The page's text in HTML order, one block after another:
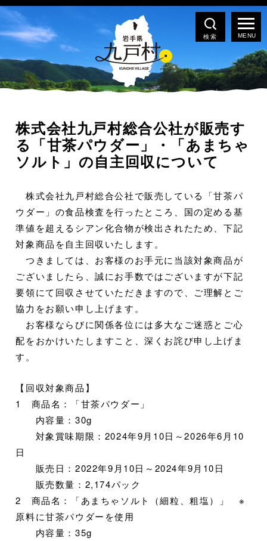
検索
株式会社九戸村総合公社が販売す
る「甘茶パウダー」・「あまちゃ
ソルト」の自主回収について
株式会社九戸村総合公社で販売している「甘茶パ
ウダー」の食品検査を行ったところ、国の定める基
準値を超えるシアン化合物が検出されたため、下記
対象商品を自主回収いたします。
つきましては、お客様のお手元に当該対象商品が
ございましたら、誠にお手数ではございますが下記
要領にて回収させていただきますので、ご理解とご
協力をお願い申し上げます。
お客様ならびに関係各位には多大なご迷惑とご心
配をおかけいたしますこと、深くお詫び申し上げま
す。
【回収対象商品】
1 商品名：「甘茶パウダー」
内容量：30g
対象賞味期限：2024年9月10日～2026年6月10
日
販売日：2022年9月10日～2024年9月10日
販売数量：2,174パック
2 商品名：「あまちゃソルト（細粒、粗塩）」 ※
原料に甘茶パウダーを使用
内容量：35g